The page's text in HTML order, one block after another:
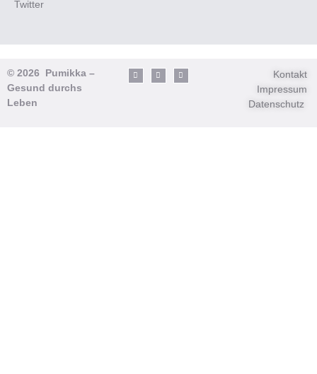
Twitter
© 2026 Pumikka –
Gesund durchs
Leben
Kontakt
Impressum
Datenschutz